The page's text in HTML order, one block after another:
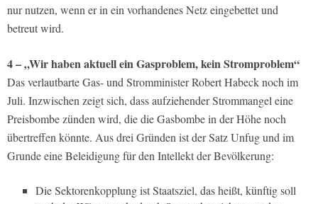
nur nutzen, wenn er in ein vorhandenes Netz eingebettet und
betreut wird.
4 – „Wir haben aktuell ein Gasproblem, kein Stromproblem“
Das verlautbarte Gas- und Stromminister Robert Habeck noch im
Juli. Inzwischen zeigt sich, dass aufziehender Strommangel eine
Preisbombe zünden wird, die die Gasbombe in der Höhe noch
übertreffen könnte. Aus drei Gründen ist der Satz Unfug und im
Grunde eine Beleidigung für den Intellekt der Bevölkerung:
Die Sektorenkopplung ist Staatsziel, das heißt, künftig soll